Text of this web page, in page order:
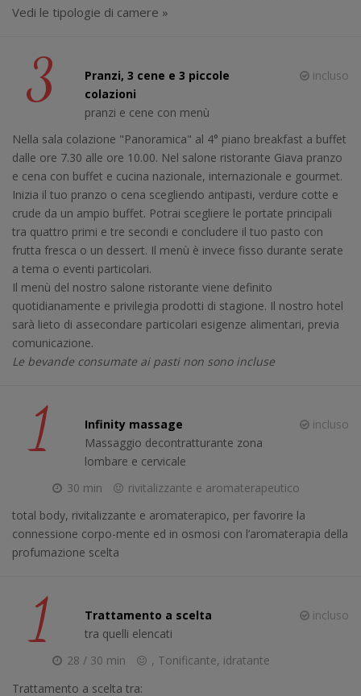
Vedi le tipologie di camere »
3
Pranzi, 3 cene e 3 piccole
colazioni
pranzi e cene con menù
incluso
Nella sala colazione "Panoramica" al 4° piano breakfast a buffet
dalle ore 7.30 alle ore 10.00. Nel salone ristorante Giava pranzo
e cena con buffet e cucina nazionale, internazionale e gourmet.
Inizia il tuo pranzo o cena scegliendo antipasti, verdure cotte e
crude da un ampio buffet. Potrai scegliere le portate principali
tra quattro primi e tre secondi e concludere il tuo pasto con
frutta fresca o un dessert. Il menù è invece fisso durante serate
a tema o eventi particolari.
Il menù del nostro salone ristorante viene definito
quotidianamente e privilegia prodotti di stagione. Il nostro hotel
sarà lieto di assecondare particolari esigenze alimentari, previa
comunicazione.
Le bevande consumate ai pasti non sono incluse
1
Infinity massage
Massaggio decontratturante zona
lombare e cervicale
incluso
30 min
rivitalizzante e aromaterapeutico
total body, rivitalizzante e aromaterapico, per favorire la
connessione corpo-mente ed in osmosi con l’aromaterapia della
profumazione scelta
1
Trattamento a scelta
tra quelli elencati
incluso
28 / 30 min
, Tonificante, idratante
Trattamento a scelta tra: